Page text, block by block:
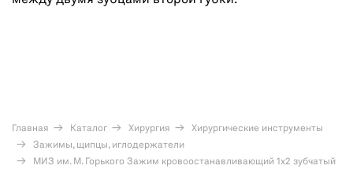
Главная Каталог Хирургия
Хирургические инструменты
Зажимы, щипцы, иглодержатели
МИЗ им. М. Горького Зажим кровоостанавливающий 1x2 зубчатый